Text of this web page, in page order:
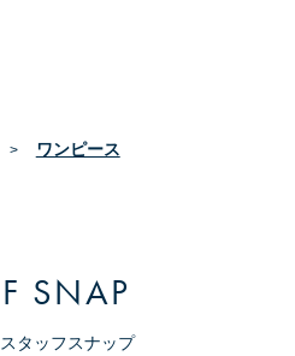
> ワンピース
SNAP
タッフスナップ